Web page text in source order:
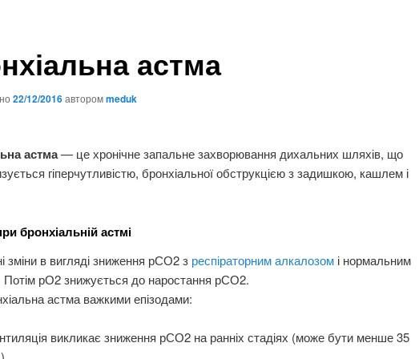
астма
22/12/2016авторомmeduk
астма— це хронічне запальне захворювання дихальних шляхів, що
гіперчутливістю, бронхіальної обструкцією з задишкою, кашлем і
бронхіальній астмі
зміни в вигляді зниження рСО2 з респіраторним алкалозом і нормальним
рО2 знижується до наростання рСО2.
астма важкими епізодами:
викликає зниження рСО2 на ранніх стадіях (може бути менше 35